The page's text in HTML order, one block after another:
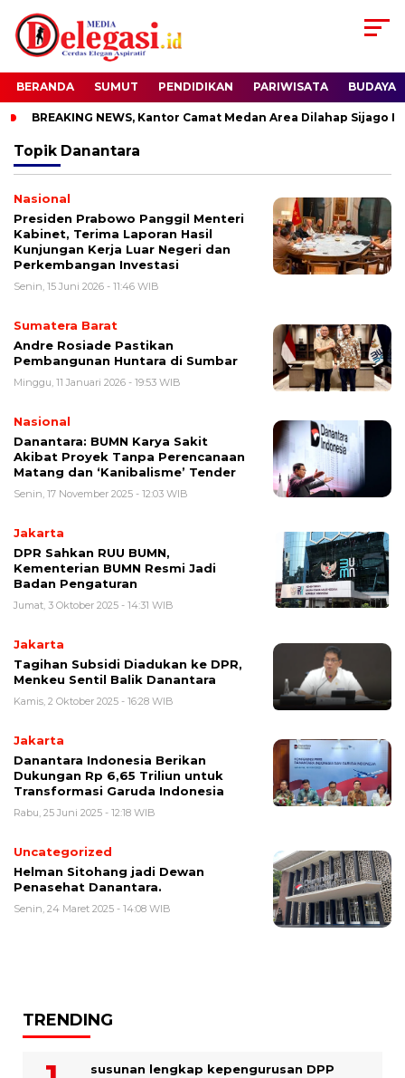
BERANDA SUMUT PENDIDIKAN PARIWISATA BUDAYA
BREAKING NEWS, Kantor Camat Medan Area Dilahap Sijago
Topik Danantara
Nasional
Presiden Prabowo Panggil Menteri
Kabinet, Terima Laporan Hasil
Kunjungan Kerja Luar Negeri dan
Perkembangan Investasi
Senin, 15 Juni 2026 - 11:46 WIB
Sumatera Barat
Andre Rosiade Pastikan
Pembangunan Huntara di Sumbar
Minggu, 11 Januari 2026 - 19:53 WIB
Nasional
Danantara: BUMN Karya Sakit
Akibat Proyek Tanpa Perencanaan
Matang dan ‘Kanibalisme’ Tender
Senin, 17 November 2025 - 12:03 WIB
Jakarta
DPR Sahkan RUU BUMN,
Kementerian BUMN Resmi Jadi
Badan Pengaturan
Jumat, 3 Oktober 2025 - 14:31 WIB
Jakarta
Tagihan Subsidi Diadukan ke DPR,
Menkeu Sentil Balik Danantara
Kamis, 2 Oktober 2025 - 16:28 WIB
Jakarta
Danantara Indonesia Berikan
Dukungan Rp 6,65 Triliun untuk
Transformasi Garuda Indonesia
Rabu, 25 Juni 2025 - 12:18 WIB
Uncategorized
Helman Sitohang jadi Dewan
Penasehat Danantara.
Senin, 24 Maret 2025 - 14:08 WIB
TRENDING
susunan lengkap kepengurusan DPP